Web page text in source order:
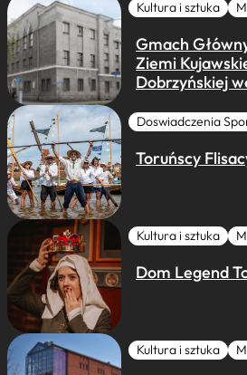
Kultura i sztuka
Gmach
Ziemi
Dobrzyńskiej
Doswiadczenia
Toruńscy
Kultura i sztuka
Dom Legend
Kultura i sztuka